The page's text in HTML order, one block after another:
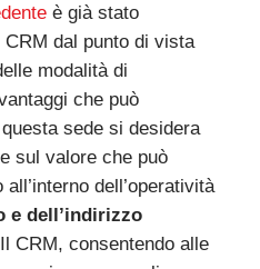
è già stato
dal punto di vista
modalità di
che può
sede si desidera
sul valore che può
dell’operatività
e dell’indirizzo
CRM, consentendo alle